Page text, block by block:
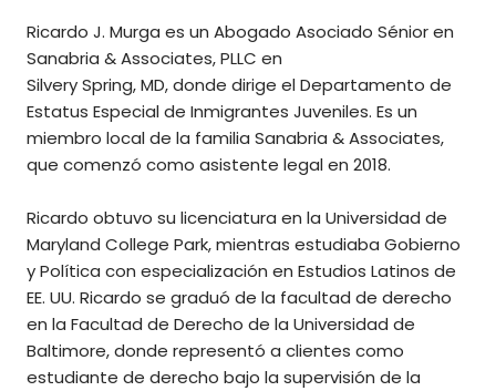
Ricardo J. Murga es un Abogado Asociado Sénior en
Sanabria & Associates, PLLC en
Silvery Spring, MD, donde dirige el Departamento de
Estatus Especial de Inmigrantes Juveniles. Es un
miembro local de la familia Sanabria & Associates,
que comenzó como asistente legal en 2018.
Ricardo obtuvo su licenciatura en la Universidad de
Maryland College Park, mientras estudiaba Gobierno
y Política con especialización en Estudios Latinos de
EE. UU. Ricardo se graduó de la facultad de derecho
en la Facultad de Derecho de la Universidad de
Baltimore, donde representó a clientes como
estudiante de derecho bajo la supervisión de la